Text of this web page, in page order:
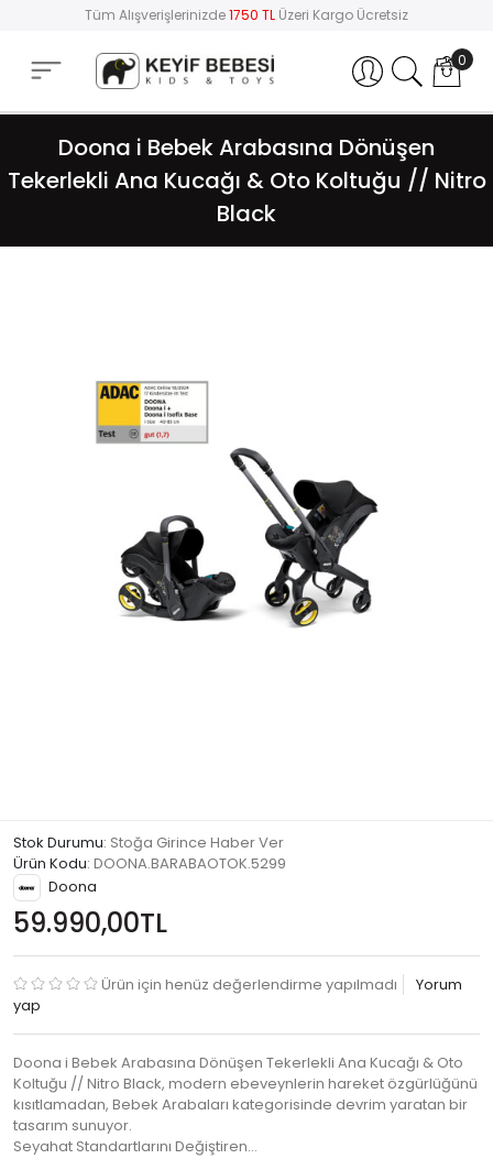
Tüm Alışverişlerinizde1750 TL Üzeri Kargo Ücretsiz
Hesabım 0
Doona i Bebek Arabasına Dönüşen
Tekerlekli Ana Kucağı & Oto Koltuğu // Nitro
Black
Stok Durumu: Stoğa Girince Haber Ver
Ürün Kodu: DOONA.BARABAOTOK.5299
Doona
59.990,00TL
Ürün için henüz değerlendirme yapılmadı
Yorum
yap
Doona i Bebek Arabasına Dönüşen Tekerlekli Ana Kucağı & Oto
Koltuğu // Nitro Black, modern ebeveynlerin hareket özgürlüğünü
kısıtlamadan, Bebek Arabaları kategorisinde devrim yaratan bir
tasarım sunuyor.
Seyahat Standartlarını Değiştiren…